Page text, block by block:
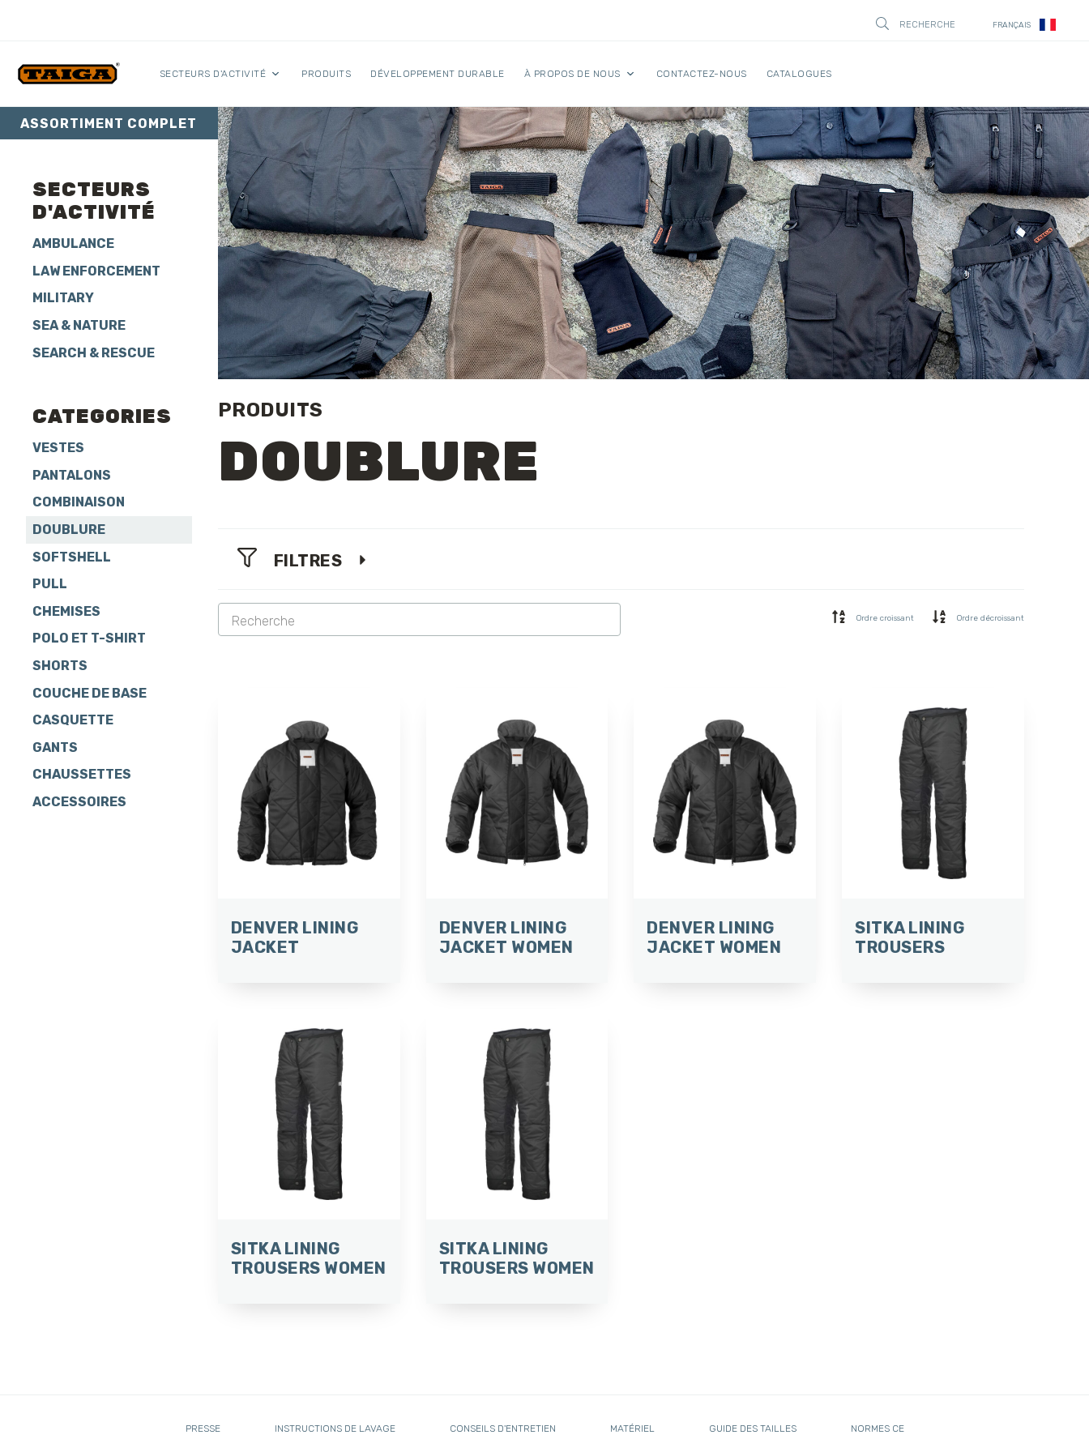
RECHERCHE FRANÇAIS
SECTEURS D'ACTIVITÉ PRODUITS DÉVELOPPEMENT DURABLE À PROPOS DE NOUS CONTACTEZ-NOUS CATALOGUES
ASSORTIMENT COMPLET
SECTEURS
D'ACTIVITÉ
AMBULANCE
LAW ENFORCEMENT
MILITARY
SEA & NATURE
SEARCH & RESCUE
CATEGORIES
VESTES
PANTALONS
COMBINAISON
DOUBLURE
SOFTSHELL
PULL
CHEMISES
POLO ET T-SHIRT
SHORTS
COUCHE DE BASE
CASQUETTE
GANTS
CHAUSSETTES
ACCESSOIRES
PRODUITS
DOUBLURE
FILTRES
Ordre croissant Ordre décroissant
DENVER LINING
JACKET
DENVER LINING
JACKET WOMEN
DENVER LINING
JACKET WOMEN
SITKA LINING
TROUSERS
SITKA LINING
TROUSERS WOMEN
SITKA LINING
TROUSERS WOMEN
PRESSE INSTRUCTIONS DE LAVAGE CONSEILS D'ENTRETIEN MATÉRIEL GUIDE DES TAILLES NORMES CE